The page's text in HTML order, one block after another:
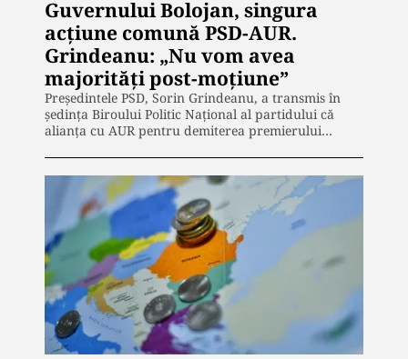
Guvernului Bolojan, singura
acțiune comună PSD-AUR.
Grindeanu: „Nu vom avea
majorități post-moțiune”
Președintele PSD, Sorin Grindeanu, a transmis în
ședința Biroului Politic Național al partidului că
alianța cu AUR pentru demiterea premierului…